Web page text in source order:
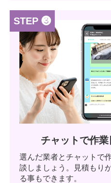
STEP ❸
チャットで作
選んだ業者とチャットで
談しましょう。見積もり
る事もできます。